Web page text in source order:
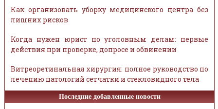
Как организовать уборку медицинского центра без
лишних рисков
Когда нужен юрист по уголовным делам: первые
действия при проверке, допросе и обвинении
Витреоретинальная хирургия: полное руководство по
лечению патологий сетчатки и стекловидного тела
Последние добавленные новости